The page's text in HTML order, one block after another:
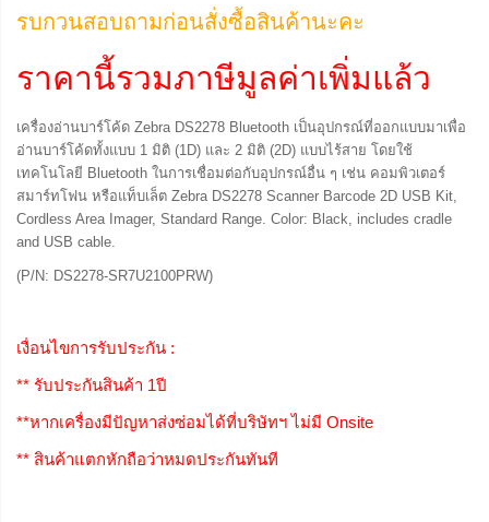
รบกวนสอบถามก่อนสั่งซื้อสินค้านะคะ
ราคานี้รวมภาษีมูลค่าเพิ่มแล้ว
เครื่องอ่านบาร์โค้ด Zebra DS2278 Bluetooth เป็นอุปกรณ์ที่ออกแบบมาเพื่อ
อ่านบาร์โค้ดทั้งแบบ 1 มิติ (1D) และ 2 มิติ (2D) แบบไร้สาย โดยใช้
เทคโนโลยี Bluetooth ในการเชื่อมต่อกับอุปกรณ์อื่น ๆ เช่น คอมพิวเตอร์
สมาร์ทโฟน หรือแท็บเล็ต Zebra DS2278 Scanner Barcode 2D USB Kit,
Cordless Area Imager, Standard Range. Color: Black, includes cradle
and USB cable.
(P/N: DS2278-SR7U2100PRW)
เงื่อนไขการรับประกัน :
** รับประกันสินค้า 1ปี
**หากเครื่องมีปัญหาส่งซ่อมได้ที่บริษัทฯ ไม่มี Onsite
** สินค้าแตกหักถือว่าหมดประกันทันที